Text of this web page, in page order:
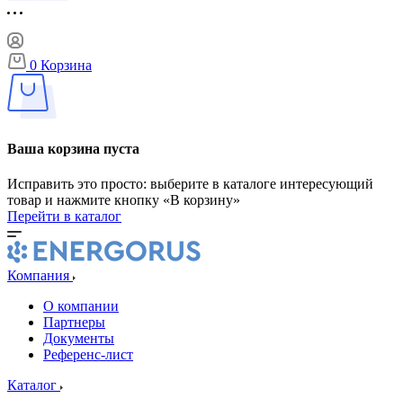
0 Корзина
Ваша корзина пуста
Исправить это просто: выберите в каталоге интересующий
товар и нажмите кнопку «В корзину»
Перейти в каталог
Компания
О компании
Партнеры
Документы
Референс-лист
Каталог